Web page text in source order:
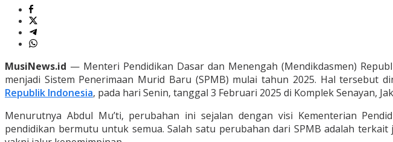
MusiNews.id — Menteri Pendidikan Dasar dan Menengah (Mendikdasmen)
menjadi Sistem Penerimaan Murid Baru (SPMB) mulai tahun 2025. Hal tersebut
Republik Indonesia, pada hari Senin, tanggal 3 Februari 2025 di Komplek Senayan,
Menurutnya Abdul Mu’ti, perubahan ini sejalan dengan visi Kementerian
pendidikan bermutu untuk semua. Salah satu perubahan dari SPMB adalah